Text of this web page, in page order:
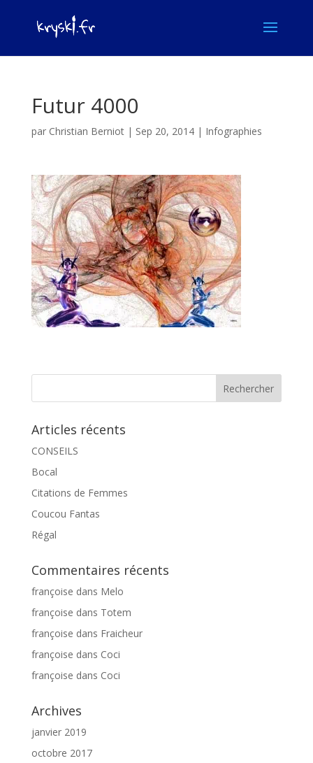
Futur 4000
par Christian Berniot| Sep 20, 2014| Infographies
Articles récents
CONSEILS
Bocal
Citations de Femmes
Coucou Fantas
Régal
Commentaires récents
françoise dans Melo
françoise dans Totem
françoise dans Fraicheur
françoise dans Coci
françoise dans Coci
Archives
janvier 2019
octobre 2017